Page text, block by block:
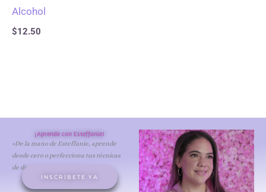
Alcohol
$12.50
¡Aprende con Esteffanie!
«De la mano de Esteffanie, aprende
desde cero o perfecciona tus técnicas
de diseño de uñas acrílicas.»
INSCRÍBETE YA